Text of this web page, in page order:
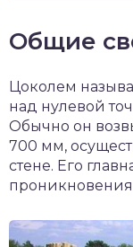
Общие
Цоколем
над нулевой
Обычно он
700 мм,
стене. Его
проникновения